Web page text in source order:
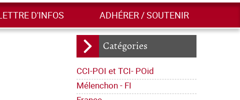
D'INFOS ADHÉRER / SOUTENIR
Catégories
CCI-POI et TCI- POid
Mélenchon - FI